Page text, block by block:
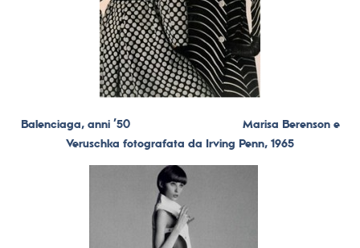
Balenciaga, anni ’50
Marisa Berenson e
Veruschka fotografata da Irving Penn, 1965